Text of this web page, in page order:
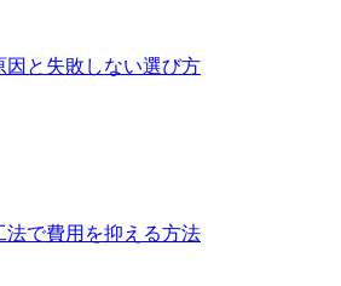
因と失敗しない選び方
法で費用を抑える方法